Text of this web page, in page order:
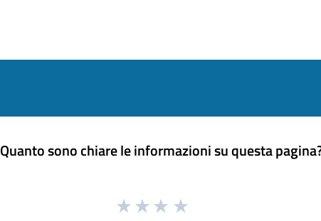
Quanto sono chiare le informazioni su questa